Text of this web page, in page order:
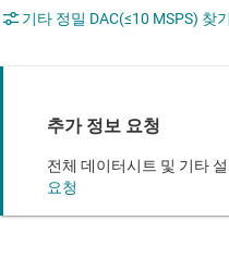
기타 정밀 DAC(≤10 MSPS) 찾기
추가 정보 요청
전체 데이터시트 및 기타
요청